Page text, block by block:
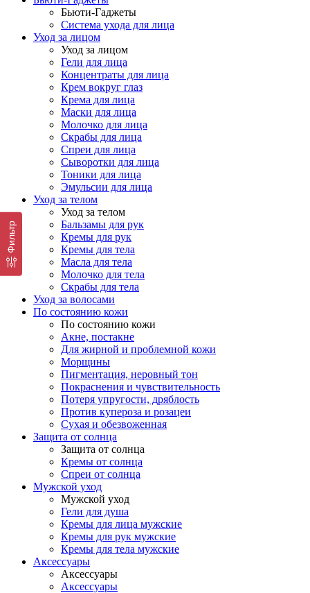
Бьюти-Гаджеты
Система ухода для лица
Уход за лицом
Уход за лицом
Гели для лица
Концентраты для лица
Крем вокруг глаз
Крема для лица
Маски для лица
Молочко для лица
Скрабы для лица
Спреи для лица
Сыворотки для лица
Тоники для лица
Эмульсии для лица
Уход за телом
Уход за телом
Бальзамы для рук
Кремы для рук
Кремы для тела
Масла для тела
Молочко для тела
Скрабы для тела
Уход за волосами
По состоянию кожи
По состоянию кожи
Акне, постакне
Для жирной и проблемной кожи
Морщины
Пигментация, неровный тон
Покраснения и чувствительность
Потеря упругости, дряблость
Против купероза и розацеи
Сухая и обезвоженная
Защита от солнца
Защита от солнца
Кремы от солнца
Спреи от солнца
Мужской уход
Мужской уход
Гели для душа
Кремы для лица мужские
Кремы для рук мужские
Кремы для тела мужские
Аксессуары
Аксессуары
Аксессуары
Фильтр